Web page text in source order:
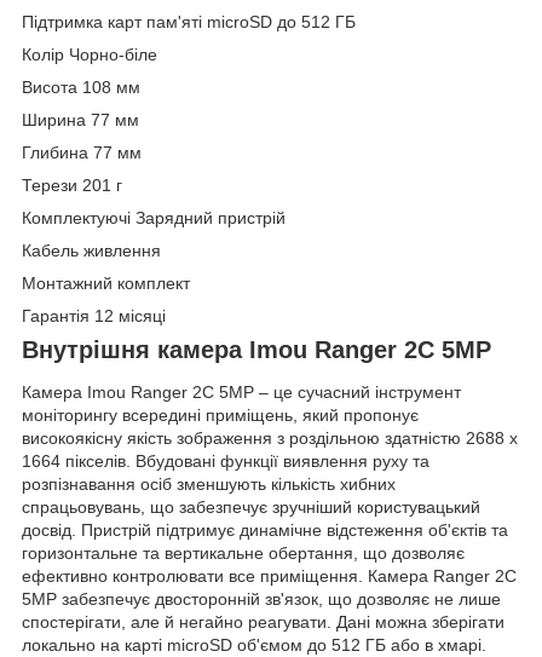
Підтримка карт пам'яті microSD до 512 ГБ
Колір Чорно-біле
Висота 108 мм
Ширина 77 мм
Глибина 77 мм
Терези 201 г
Комплектуючі Зарядний пристрій
Кабель живлення
Монтажний комплект
Гарантія 12 місяці
Внутрішня камера Imou Ranger 2C 5MP
Камера Imou Ranger 2C 5MP – це сучасний інструмент
моніторингу всередині приміщень, який пропонує
високоякісну якість зображення з роздільною здатністю 2688 x
1664 пікселів. Вбудовані функції виявлення руху та
розпізнавання осіб зменшують кількість хибних
спрацьовувань, що забезпечує зручніший користувацький
досвід. Пристрій підтримує динамічне відстеження об'єктів та
горизонтальне та вертикальне обертання, що дозволяє
ефективно контролювати все приміщення. Камера Ranger 2C
5MP забезпечує двосторонній зв'язок, що дозволяє не лише
спостерігати, але й негайно реагувати. Дані можна зберігати
локально на карті microSD об'ємом до 512 ГБ або в хмарі.